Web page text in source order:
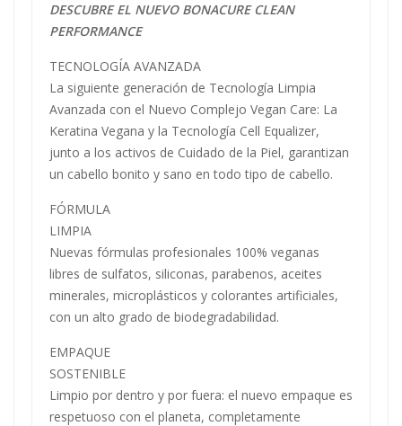
DESCUBREEL NUEVO BONACURECLEAN
PERFORMANCE
TECNOLOGÍA AVANZADA
La siguiente generación de Tecnología Limpia
Avanzada con el Nuevo Complejo Vegan Care: La
Keratina Vegana y la Tecnología Cell Equalizer,
junto a los activos de Cuidado de la Piel, garantizan
un cabello bonito y sano en todo tipo de cabello.
FÓRMULA
LIMPIA
Nuevas fórmulas profesionales 100% veganas
libres de sulfatos, siliconas, parabenos, aceites
minerales, microplásticos y colorantes artificiales,
con un alto grado de biodegradabilidad.
EMPAQUE
SOSTENIBLE
Limpio por dentro y por fuera: el nuevo empaque es
respetuoso con el planeta, completamente